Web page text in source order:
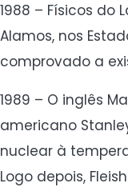
1988 – Físicos do
Alamos, nos
comprovado a
1989 – O inglês
americano
nuclear à
Logo depois,